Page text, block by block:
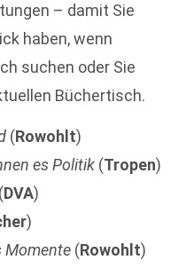
– damit Sie
haben, wenn
suchen oder Sie
Büchertisch.
(Rowohlt)
es Politik (Tropen)
DVA)
)
Momente (Rowohlt)